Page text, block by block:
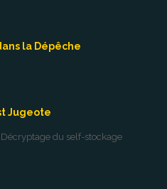
la Dépêche
Jugeote
Décryptage du self-stockage